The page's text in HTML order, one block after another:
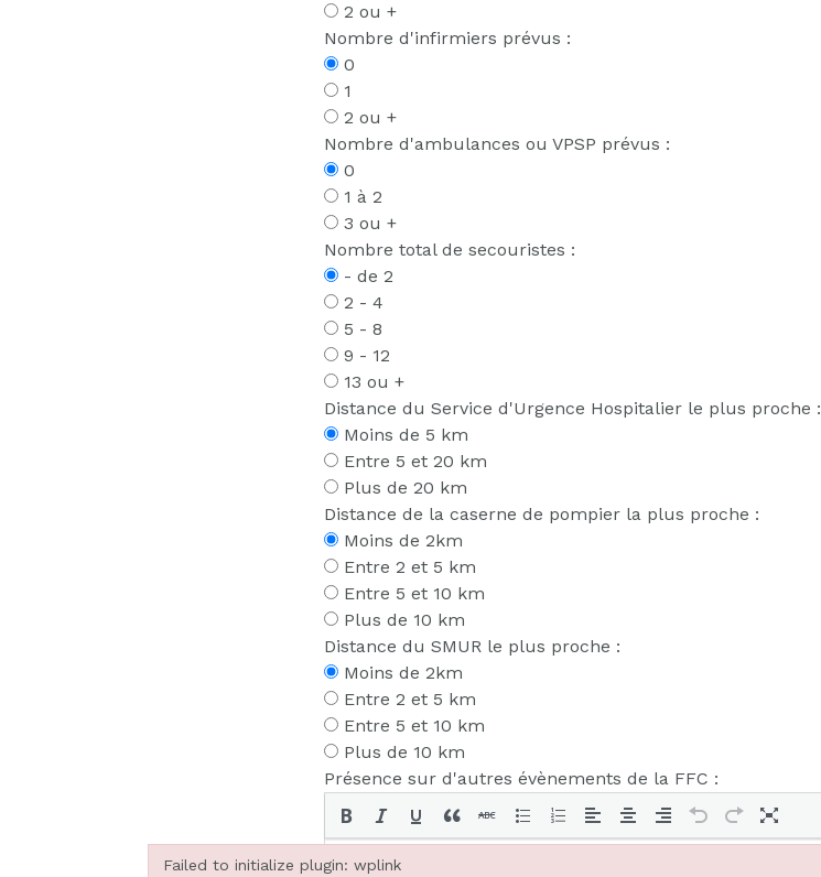
2 ou +
Nombre d'infirmiers prévus :
0
1
2 ou +
Nombre d'ambulances ou VPSP prévus :
0
1 à 2
3 ou +
Nombre total de secouristes :
- de 2
2 - 4
5 - 8
9 - 12
13 ou +
Distance du Service d'Urgence Hospitalier le plus proche :
Moins de 5 km
Entre 5 et 20 km
Plus de 20 km
Distance de la caserne de pompier la plus proche :
Moins de 2km
Entre 2 et 5 km
Entre 5 et 10 km
Plus de 10 km
Distance du SMUR le plus proche :
Moins de 2km
Entre 2 et 5 km
Entre 5 et 10 km
Plus de 10 km
Présence sur d'autres évènements de la FFC :
Failed to initialize plugin: wplink